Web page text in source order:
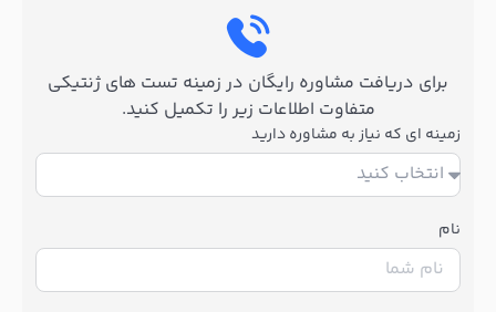
برای دریافت مشاوره رایگان در زمینه تست های ژنتیکی
متفاوت اطلاعات زیر را تکمیل کنید.
زمینه ای که نیاز به مشاوره دارید
نام